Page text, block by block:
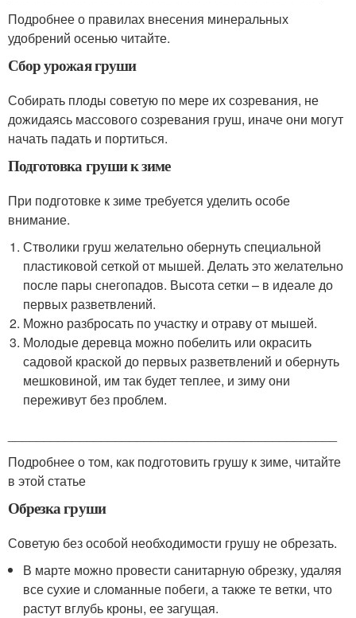
Подробнее о правилах внесения минеральных
удобрений осенью читайте.
Сбор урожая груши
Собирать плоды советую по мере их созревания, не
дожидаясь массового созревания груш, иначе они могут
начать падать и портиться.
Подготовка груши к зиме
При подготовке к зиме требуется уделить особе
внимание.
Стволики груш желательно обернуть специальной
пластиковой сеткой от мышей. Делать это желательно
после пары снегопадов. Высота сетки – в идеале до
первых разветвлений.
Можно разбросать по участку и отраву от мышей.
Молодые деревца можно побелить или окрасить
садовой краской до первых разветвлений и обернуть
мешковиной, им так будет теплее, и зиму они
переживут без проблем.
Подробнее о том, как подготовить грушу к зиме, читайте
в этой статье
Обрезка груши
Советую без особой необходимости грушу не обрезать.
В марте можно провести санитарную обрезку, удаляя
все сухие и сломанные побеги, а также те ветки, что
растут вглубь кроны, ее загущая.